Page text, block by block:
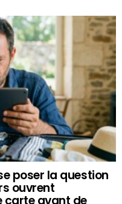
poser la question
ouvrent
carte avant de